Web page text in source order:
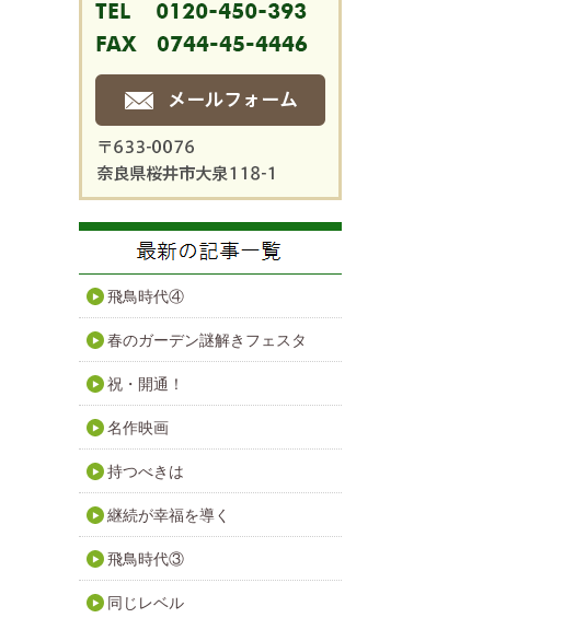
飛鳥時代④
春のガーデン謎解きフェスタ
祝・開通！
名作映画
持つべきは
継続が幸福を導く
飛鳥時代③
同じレベル